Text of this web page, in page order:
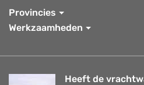
Provincies
Werkzaamheden
Heeft de